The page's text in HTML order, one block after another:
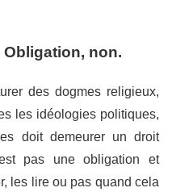
non.
des dogmes religieux,
les idéologies politiques,
doit demeurer un droit
pas une obligation et
les lire ou pas quand cela